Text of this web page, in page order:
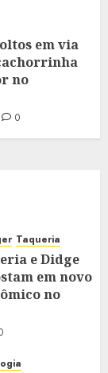
em via
no
0
Taqueria
e Didge
em novo
no